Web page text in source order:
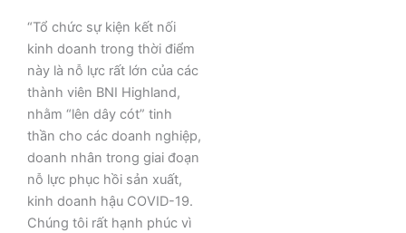
“Tổ chức sự kiện kết nối
kinh doanh trong thời điểm
này là nỗ lực rất lớn của các
thành viên BNI Highland,
nhằm “lên dây cót” tinh
thần cho các doanh nghiệp,
doanh nhân trong giai đoạn
nỗ lực phục hồi sản xuất,
kinh doanh hậu COVID-19.
Chúng tôi rất hạnh phúc vì